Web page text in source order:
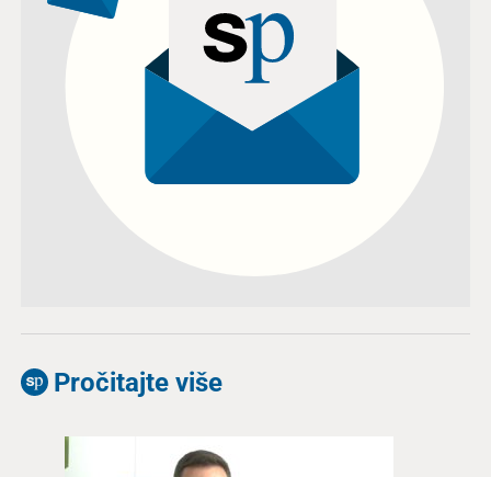
Pročitajte više